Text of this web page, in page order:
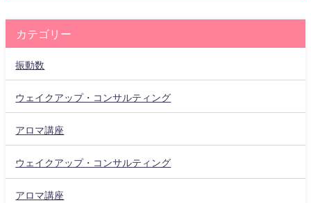
カテゴリー
振動数
ウェイクアップ・コンサルティング
アロマ講座
ウェイクアップ・コンサルティング
アロマ講座